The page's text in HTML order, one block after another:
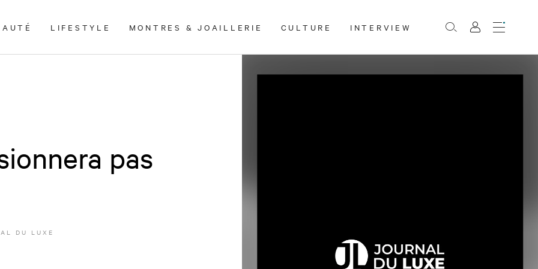
LIFESTYLE MONTRES & JOAILLERIE CULTURE INTERVIEW Rechercher
Mon
compte
Menu
pas
DU LUXE